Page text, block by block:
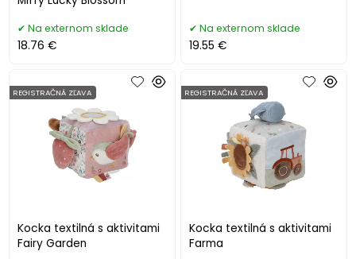
Na externom sklade
18.76 €
Na externom sklade
19.55 €
Kocka textilná s aktivitami
Fairy Garden
REGISTRAČNÁ ZĽAVA
Kocka textilná s aktivitami
Farma
REGISTRAČNÁ ZĽAVA